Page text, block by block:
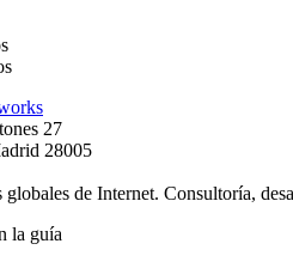
27
28005
globales de Internet. Consultoría,
la guía